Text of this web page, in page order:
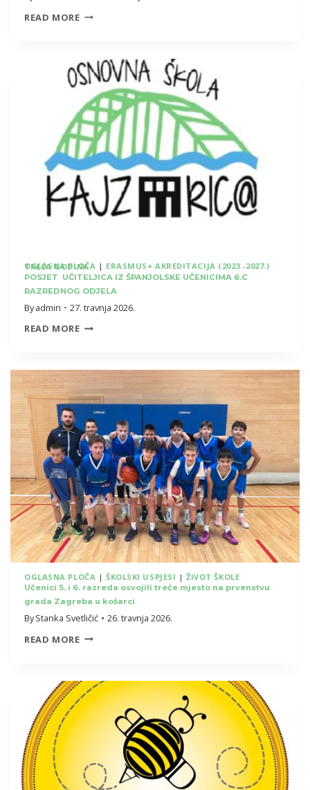
READ MOREUČENICI
RAZREDA
OSVOJILI
2.
MJESTO
NA
DRŽAVNOM
PRVENSTVU
U
OGLASNA PLOČA |
ERASMUS+ AKREDITACIJA (2023.-2027.) TREĆA GODINA
POSJET UČITELJICA IZ ŠPANJOLSKE UČENICIMA 6.C
RAZREDNOG ODJELA
Byadmin
27. travnja 2026.
READ MOREPOSJET
IZ
ŠPANJOLSKE
UČENICIMA
6.C
RAZREDNOG
ODJELA
OGLASNA PLOČA | ŠKOLSKI USPJESI |ŽIVOT ŠKOLE
Učenici 5. i 6. razreda osvojili treće mjesto na prvenstvu
grada Zagreba u košarci
ByStanka Svetličić
26. travnja 2026.
READ MOREUČENICI
I
6.
RAZREDA
OSVOJILI
TREĆE
MJESTO